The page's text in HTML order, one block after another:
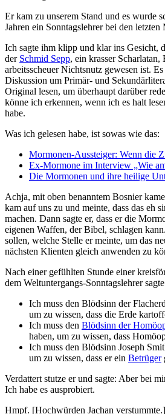
Er kam zu unserem Stand und es wurde
Jahren ein Sonntagslehrer bei den letzten
Ich sagte ihm klipp und klar ins Gesicht,
der Schmid Sepp, ein krasser Scharlatan,
arbeitsscheuer Nichtsnutz gewesen ist.
Diskussion um Primär- und
Original lesen, um überhaupt darüber
könne ich erkennen, wenn ich es halt
habe.
Was ich gelesen habe, ist sowas wie das:
Mormonen-Aussteiger: Wenn die
Ex-Mormone im Interview „Wie
Die Mormonen und ihre heilige
Achja, mit oben benanntem Bosnier
kam auf uns zu und meinte, dass das eh
machen. Dann sagte er, dass er die
eigenen Waffen, der Bibel, schlagen
sollen, welche Stelle er meinte, um das
nächsten Klienten gleich anwenden zu
Nach einer gefühlten Stunde einer
dem Weltuntergangs-Sonntagslehrer
Ich muss den Blödsinn der
um zu wissen, dass die Erde
Ich muss den Blödsinn der
haben, um zu wissen, dass
Ich muss den Blödsinn Joseph
um zu wissen, dass er ein Betrüger
Verdattert stutze er und sagte: Aber bei
Ich habe es ausprobiert.
Hmpf. [Hochwürden Jachan verstummte.]